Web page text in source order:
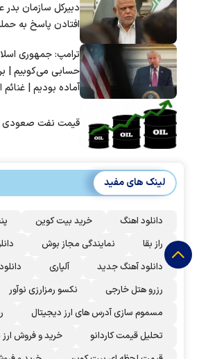
دبیرکل سازمان بدر
افتادن پاسخ به
ترامپ: جمهوری
حسابی می‌کوبیم |
آماده بودیم |
قیمت نفت صعودی ماند؛
لینک های مفید
دانلود اهنگ خرید بیت کوین
راز بقا
نمایندگی مجاز بوش
دانلود آهنگ جدید
آلپاری
رزرو هتل خارجی
نکسو رمزارزی نوآور
مسموم سازی آدرس های ارز دیجیتال
تحلیل قیمت کاردانو
خرید و فروش